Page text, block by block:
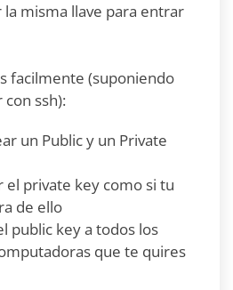
la misma llave para entrar
facilmente (suponiendo
ssh):
un Public y un Private
el private key como si tu
de ello
public key a todos los
que te quires